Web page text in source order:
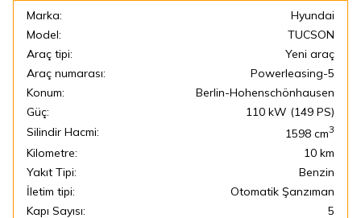
Marka:
Hyundai
Model:
TUCSON
Araç tipi:
Yeni araç
Araç numarası:
Powerleasing-5
Konum:
Berlin-Hohenschönhausen
Güç:
110 kW (149 PS)
Silindir Hacmi:
1598 cm3
Kilometre:
10 km
Yakıt Tipi:
Benzin
İletim tipi:
Otomatik Şanzıman
Kapı Sayısı:
5